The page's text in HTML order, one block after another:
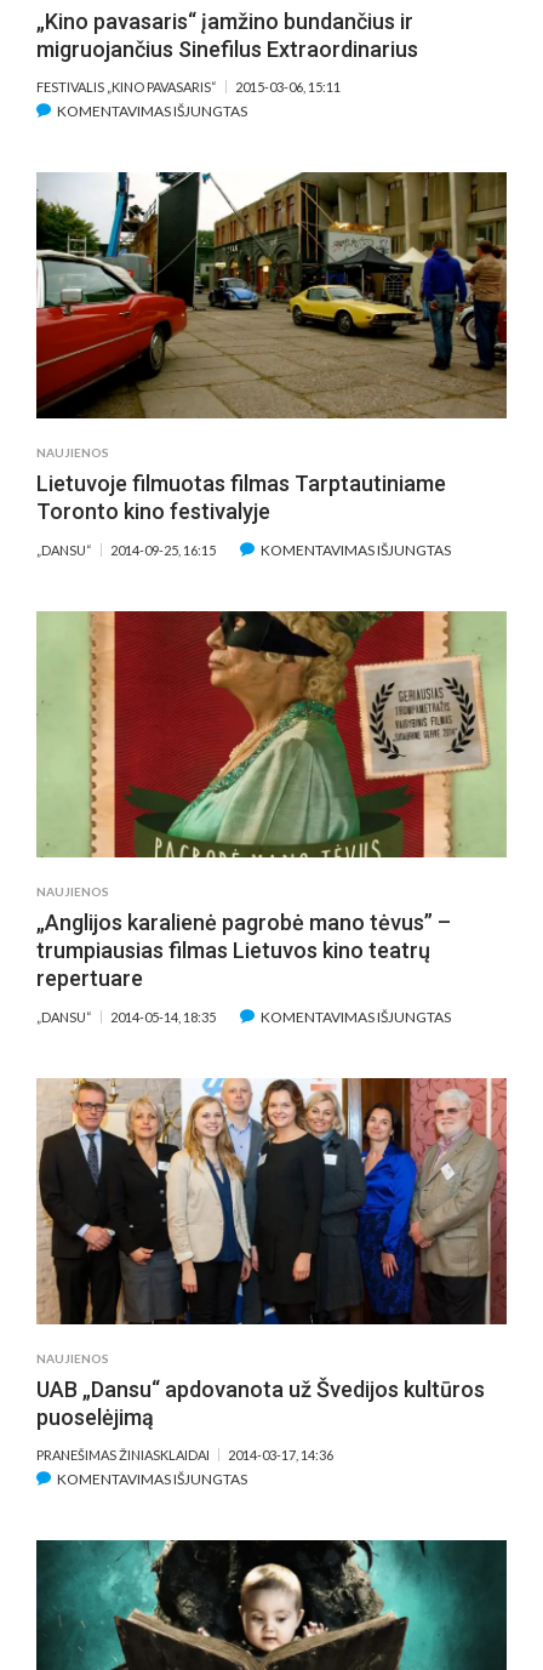
„Kino pavasaris“ įamžino bundančius ir
migruojančius Sinefilus Extraordinarius
FESTIVALIS „KINO PAVASARIS“ 2015-03-06, 15:11
KOMENTAVIMAS IŠJUNGTASĮRAŠE
ĮAMŽINO
BUNDANČIUS
IR
MIGRUOJANČIUS
SINEFILUS
EXTRAORDINARIUS
NAUJIENOS
Lietuvoje filmuotas filmas Tarptautiniame
Toronto kino festivalyje
„DANSU“ 2014-09-25, 16:15 KOMENTAVIMAS IŠJUNGTASĮRAŠE
TORONTO
KINO
FESTIVALYJE
NAUJIENOS
„Anglijos karalienė pagrobė mano tėvus” –
trumpiausias filmas Lietuvos kino teatrų
repertuare
„DANSU“ 2014-05-14, 18:35 KOMENTAVIMAS IŠJUNGTASĮRAŠE
PAGROBĖ
MANO
TĖVUS”
–
FILMAS
LIETUVOS
KINO
TEATRŲ
REPERTUARE
NAUJIENOS
UAB „Dansu“ apdovanota už Švedijos kultūros
puoselėjimą
PRANEŠIMAS ŽINIASKLAIDAI 2014-03-17, 14:36
KOMENTAVIMAS IŠJUNGTASĮRAŠE
APDOVANOTA
UŽ
ŠVEDIJOS
KULTŪROS
PUOSELĖJIMĄ